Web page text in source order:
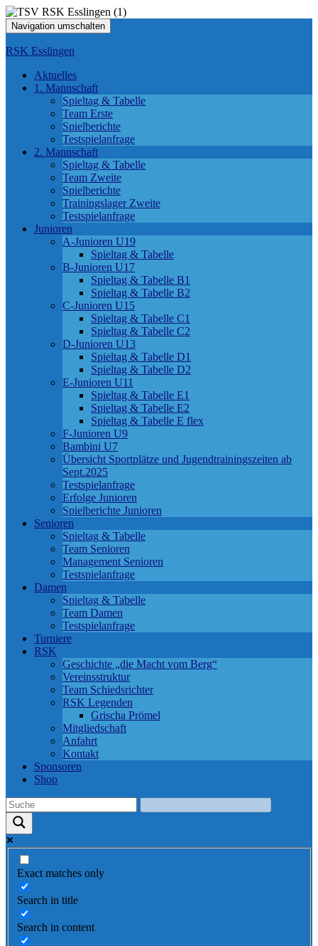
Navigation umschalten
RSK Esslingen
Aktuelles
1. Mannschaft
Spieltag & Tabelle
Team Erste
Spielberichte
Testspielanfrage
2. Mannschaft
Spieltag & Tabelle
Team Zweite
Spielberichte
Trainingslager Zweite
Testspielanfrage
Junioren
A-Junioren U19
Spieltag & Tabelle
B-Junioren U17
Spieltag & Tabelle B1
Spieltag & Tabelle B2
C-Junioren U15
Spieltag & Tabelle C1
Spieltag & Tabelle C2
D-Junioren U13
Spieltag & Tabelle D1
Spieltag & Tabelle D2
E-Junioren U11
Spieltag & Tabelle E1
Spieltag & Tabelle E2
Spieltag & Tabelle E flex
F-Junioren U9
Bambini U7
Übersicht Sportplätze und Jugendtrainingszeiten ab
Sept.2025
Testspielanfrage
Erfolge Junioren
Spielberichte Junioren
Senioren
Spieltag & Tabelle
Team Senioren
Management Senioren
Testspielanfrage
Damen
Spieltag & Tabelle
Team Damen
Testspielanfrage
Turniere
RSK
Geschichte „die Macht vom Berg“
Vereinsstruktur
Team Schiedsrichter
RSK Legenden
Grischa Prömel
Mitgliedschaft
Anfahrt
Kontakt
Sponsoren
Shop
Exact matches only
Search in title
Search in content